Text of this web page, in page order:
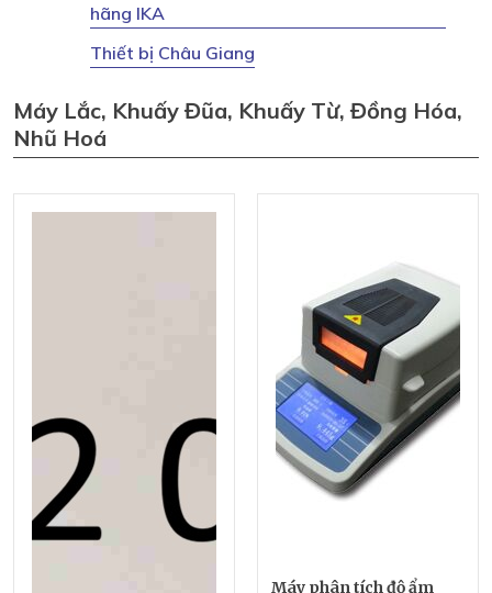
hãng IKA
Thiết bị Châu Giang
Máy Lắc, Khuấy Đũa, Khuấy Từ, Đồng Hóa,
Nhũ Hoá
Máy phân tích độ ẩm